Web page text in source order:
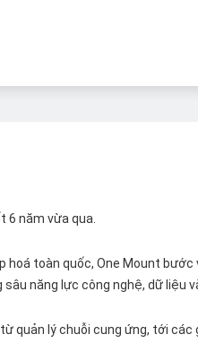
năm vừa qua.
toàn quốc, One Mount bước
năng lực công nghệ, dữ liệu và
quản lý chuỗi cung ứng, tới các